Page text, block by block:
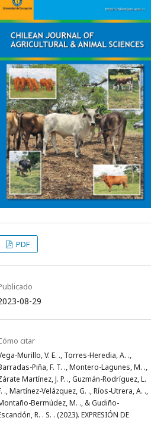
PDF
08-29
citar
Murillo, V. E. ., Torres-Heredia, A. .,
Piña, F. T. ., Montero-Lagunes, M. .,
Martínez, J. P. ., Guzmán-Rodríguez, L.
., Martínez-Velázquez, G. ., Ríos-Utrera, A. .,
Bermúdez, M. ., & Gudiño-
R. . S. . (2023). EXPRESIÓN DE